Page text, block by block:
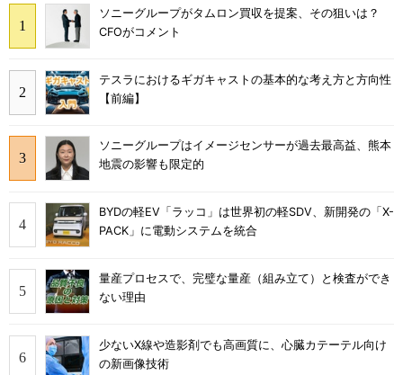
ソニーグループがタムロン買収を提案、その狙いは？
CFOがコメント
テスラにおけるギガキャストの基本的な考え方と方向性
【前編】
ソニーグループはイメージセンサーが過去最高益、熊本
地震の影響も限定的
BYDの軽EV「ラッコ」は世界初の軽SDV、新開発の「X-
PACK」に電動システムを統合
量産プロセスで、完璧な量産（組み立て）と検査ができ
ない理由
少ないX線や造影剤でも高画質に、心臓カテーテル向け
の新画像技術